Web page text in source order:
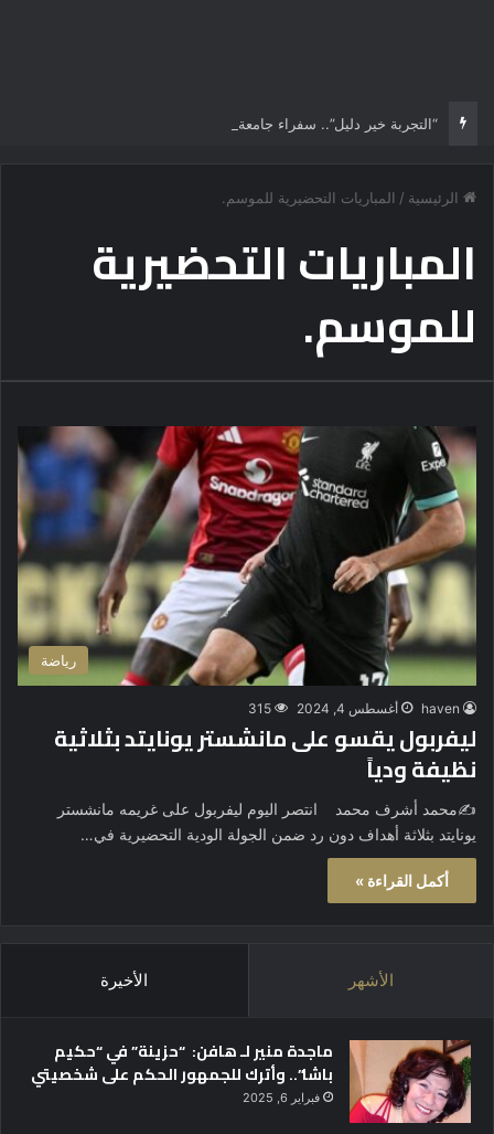
الرئيسية / المباريات التحضيرية للموسم.
المباريات التحضيرية
للموسم.
رياضة
haven أغسطس 4, 2024 315
ليفربول يقسو على مانشستر يونايتد بثلاثية
نظيفة ودياً
✍️محمد أشرف محمد انتصر اليوم ليفربول على غريمه مانشستر
يونايتد بثلاثة أهداف دون رد ضمن الجولة الودية التحضيرية في…
أكمل القراءة »
الأشهر الأخيرة
ماجدة منير لـ هافن: “حزينة” في “حكيم
باشا”.. وأترك للجمهور الحكم على شخصيتي
فبراير 6, 2025